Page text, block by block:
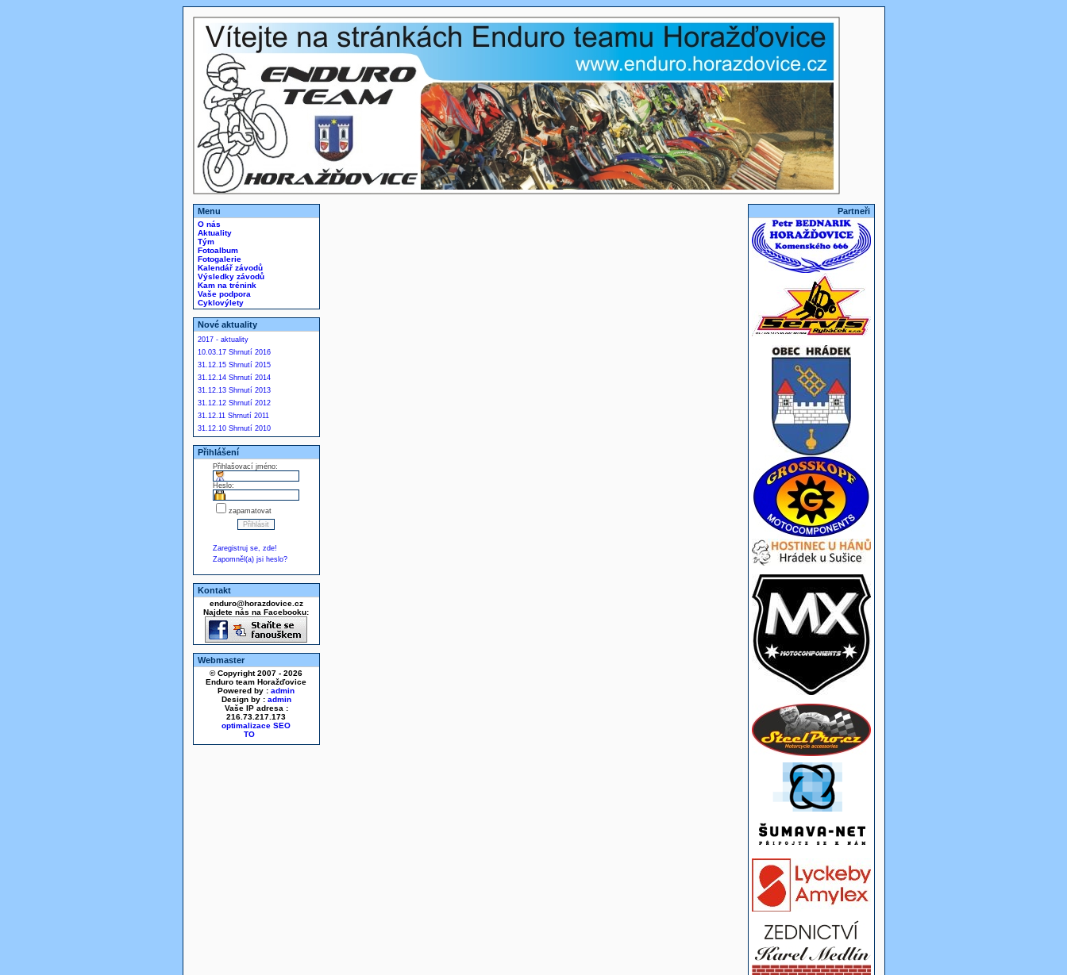
Menu
O nás
Aktuality
Tým
Fotoalbum
Fotogalerie
Kalendář závodů
Výsledky závodů
Kam na trénink
Vaše podpora
Cyklovýlety
Nové aktuality
2017 - aktuality
10.03.17 Shrnutí 2016
31.12.15 Shrnutí 2015
31.12.14 Shrnutí 2014
31.12.13 Shrnutí 2013
31.12.12 Shrnutí 2012
31.12.11 Shrnutí 2011
31.12.10 Shrnutí 2010
Přihlášení
Přihlašovací jméno:
Heslo:
zapamatovat
Zaregistruj se, zde!
Zapomněl(a) jsi heslo?
Kontakt
enduro@horazdovice.cz
Najdete nás na Facebooku:
Webmaster
© Copyright 2007 - 2026
Enduro team Horažďovice
Powered by : admin
Design by : admin
Vaše IP adresa :
216.73.217.173
optimalizace SEO
Partneři